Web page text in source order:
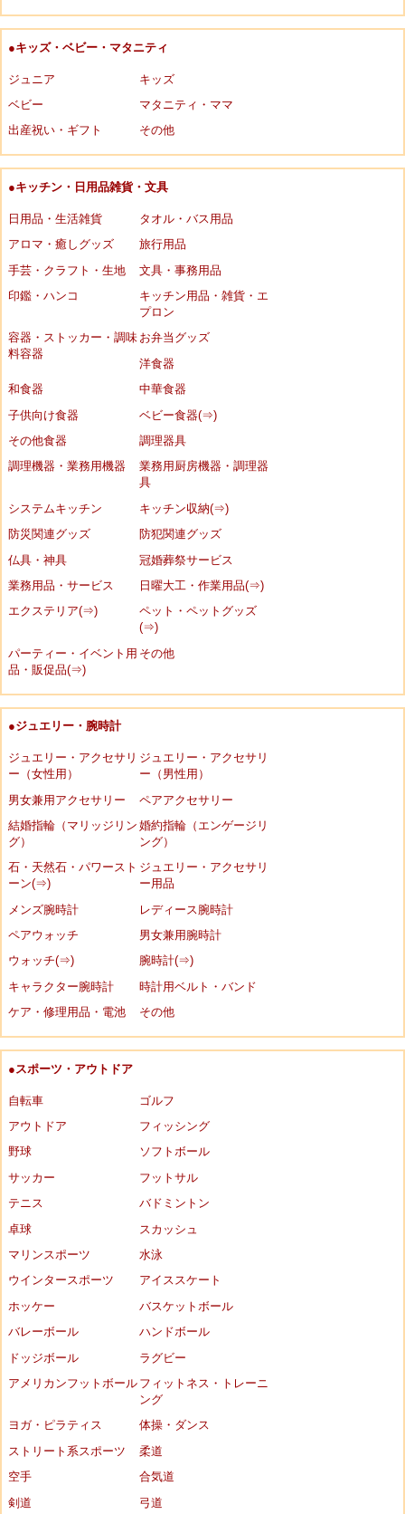
●キッズ・ベビー・マタニティ
ジュニア
キッズ
ベビー
マタニティ・ママ
出産祝い・ギフト
その他
●キッチン・日用品雑貨・文具
日用品・生活雑貨
タオル・バス用品
アロマ・癒しグッズ
旅行用品
手芸・クラフト・生地
文具・事務用品
印鑑・ハンコ
キッチン用品・雑貨・エ
プロン
容器・ストッカー・調味
料容器
お弁当グッズ
洋食器
和食器
中華食器
子供向け食器
ベビー食器(⇒)
その他食器
調理器具
調理機器・業務用機器
業務用厨房機器・調理器
具
システムキッチン
キッチン収納(⇒)
防災関連グッズ
防犯関連グッズ
仏具・神具
冠婚葬祭サービス
業務用品・サービス
日曜大工・作業用品(⇒)
エクステリア(⇒)
ペット・ペットグッズ
(⇒)
パーティー・イベント用
品・販促品(⇒)
その他
●ジュエリー・腕時計
ジュエリー・アクセサリ
ー（女性用）
ジュエリー・アクセサリ
ー（男性用）
男女兼用アクセサリー
ペアアクセサリー
結婚指輪（マリッジリン
グ）
婚約指輪（エンゲージリ
ング）
石・天然石・パワースト
ーン(⇒)
ジュエリー・アクセサリ
ー用品
メンズ腕時計
レディース腕時計
ペアウォッチ
男女兼用腕時計
ウォッチ(⇒)
腕時計(⇒)
キャラクター腕時計
時計用ベルト・バンド
ケア・修理用品・電池
その他
●スポーツ・アウトドア
自転車
ゴルフ
アウトドア
フィッシング
野球
ソフトボール
サッカー
フットサル
テニス
バドミントン
卓球
スカッシュ
マリンスポーツ
水泳
ウインタースポーツ
アイススケート
ホッケー
バスケットボール
バレーボール
ハンドボール
ドッジボール
ラグビー
アメリカンフットボール フィットネス・トレーニ
ング
ヨガ・ピラティス
体操・ダンス
ストリート系スポーツ
柔道
空手
合気道
剣道
弓道